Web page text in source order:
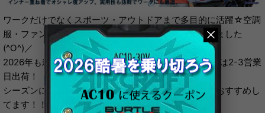
ワークだけでなくスポーツ・アウトドアまで多目的に活躍☆空調
服・ファン付きウェア半袖ブルゾンをピックアップしました
(^O^)／
2026年も新商品が多数出ております。入荷済みの商品は2-3営業
日出荷！
シーズンに入り在庫が無くなってしまう前のご購入をおすすめし
てます！！